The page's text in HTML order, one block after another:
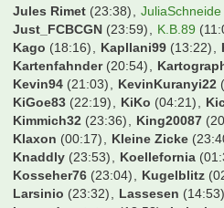
Jules Rimet (23:38) JuliaSchneide
Just_FCBCGN (23:59) K.B.89
Kago (18:16) Kapllani99 (13:22)
Kartenfahnder (20:54)
Kevin94 (21:03) KevinKuranyi22
KiGoe83 (22:19) KiKo (04:21)
Kimmich32 (23:36) King20087
Klaxon (00:17) Kleine Zicke
Knaddly (23:53) Koellefornia
Kosseher76 (23:04) Kugelblitz
Larsinio (23:32) Lassesen (14:53)